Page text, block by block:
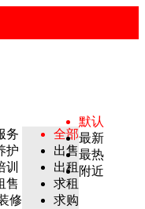
务
护
训
售
修
全部
出售
出租
求租
求购
默认
最新
最热
附近